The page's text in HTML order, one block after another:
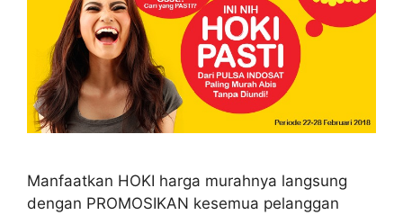
Manfaatkan HOKI harga murahnya langsung
dengan PROMOSIKAN kesemua pelanggan